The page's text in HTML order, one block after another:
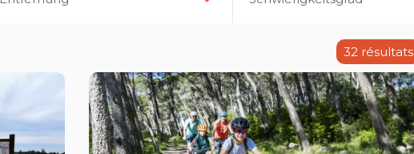
32 résultats